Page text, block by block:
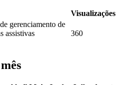
Visualizações
gerenciamento de
assistivas
360